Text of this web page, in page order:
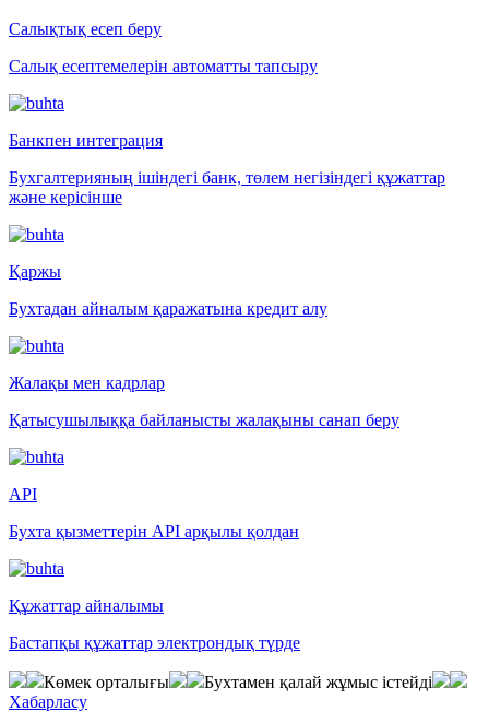
Салықтық есеп беру
Салық есептемелерін автоматты тапсыру
Банкпен интеграция
Бухгалтерияның ішіндегі банк, төлем негізіндегі құжаттар
және керісінше
Қаржы
Бухтадан айналым қаражатына кредит алу
Жалақы мен кадрлар
Қатысушылыққа байланысты жалақыны санап беру
API
Бухта қызметтерін API арқылы қолдан
Құжаттар айналымы
Бастапқы құжаттар электрондық түрде
Көмек орталығы
Бухтамен қалай жұмыс істейді
Хабарласу